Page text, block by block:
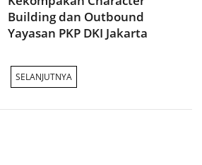
Building dan Outbound
Yayasan PKP DKI Jakarta
SELANJUTNYA